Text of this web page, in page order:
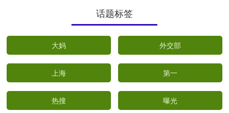
话题标签
大妈 外交部
上海 第一
热搜 曝光